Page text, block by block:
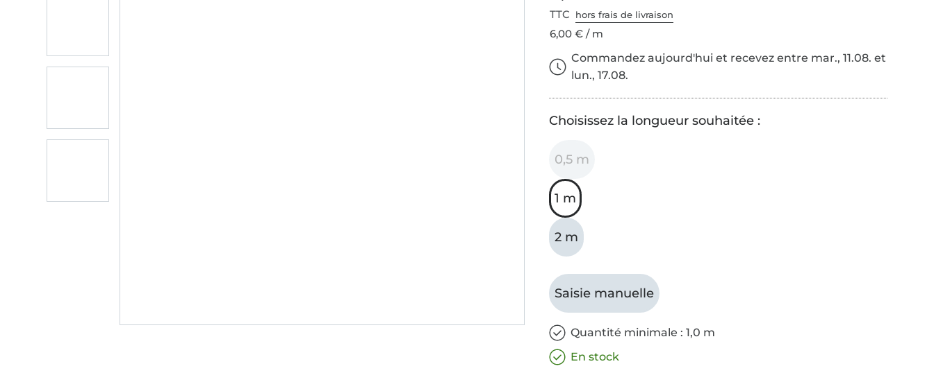
TTC hors frais de livraison
6,00 € / m
Commandez aujourd'hui et recevez entre mar., 11.08. et
lun., 17.08.
Choisissez la longueur souhaitée :
0,5 m
1 m
2 m
Saisie manuelle
Quantité minimale : 1,0 m
En stock